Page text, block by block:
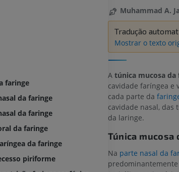
faringe
da faringe
da faringe
da faringe
da faringe
piriforme
Muhammad A.
Tradução
Mostrar o texto
A túnica mucosa da
cavidade faríngea e
cada parte da
cavidade nasal, das
da laringe.
Túnica mucosa
Na parte nasal da